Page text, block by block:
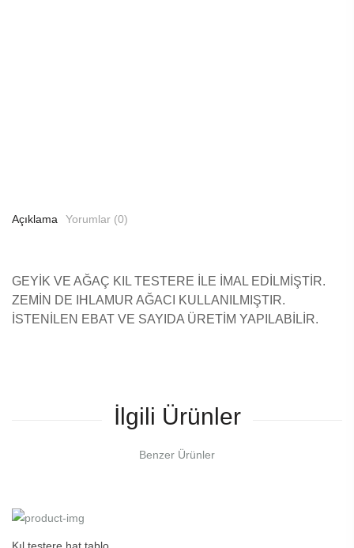
Açıklama Yorumlar (0)
GEYİK VE AĞAÇ KIL TESTERE İLE İMAL EDİLMİŞTİR.
ZEMİN DE IHLAMUR AĞACI KULLANILMIŞTIR.
İSTENİLEN EBAT VE SAYIDA ÜRETİM YAPILABİLİR.
İlgili Ürünler
Benzer Ürünler